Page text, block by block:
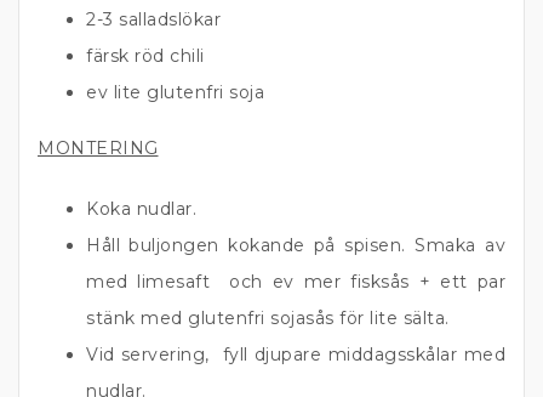
2-3 salladslökar
färsk röd chili
ev lite glutenfri soja
MONTERING
Koka nudlar.
Håll buljongen kokande på spisen. Smaka av
med limesaft och ev mer fisksås + ett par
stänk med glutenfri sojasås för lite sälta.
Vid servering, fyll djupare middagsskålar med
nudlar.